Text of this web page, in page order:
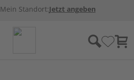
Mein Standort:Jetzt angeben